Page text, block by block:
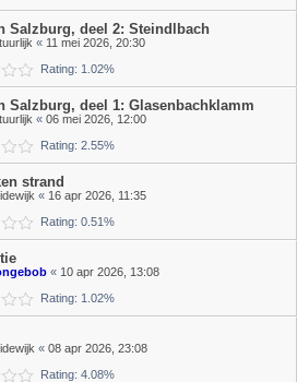
Salzburg, deel 2: Steindlbach
« 11 mei 2026, 20:30
Rating: 1.02%
Salzburg, deel 1: Glasenbachklamm
« 06 mei 2026, 12:00
Rating: 2.55%
strand
« 16 apr 2026, 11:35
Rating: 0.51%
« 10 apr 2026, 13:08
Rating: 1.02%
« 08 apr 2026, 23:08
Rating: 4.08%